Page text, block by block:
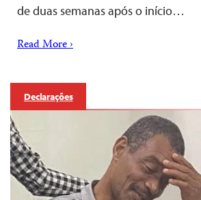
de duas semanas após o início…
Read More ›
Declarações